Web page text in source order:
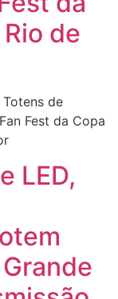
de
de
Fest da Copa
LED,